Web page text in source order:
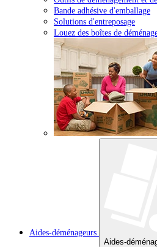
Bande adhésive d'emballage
Solutions d'entreposage
Louez des boîtes de
Aides-déménageurs
Aides-